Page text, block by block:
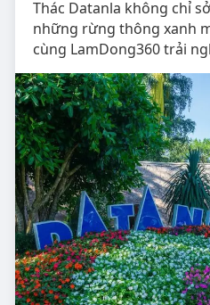
Thác Datanla không chỉ
những rừng thông xanh
cùng LamDong360 trải